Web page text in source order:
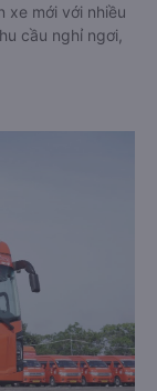
xe mới với nhiều
cầu nghỉ ngơi,